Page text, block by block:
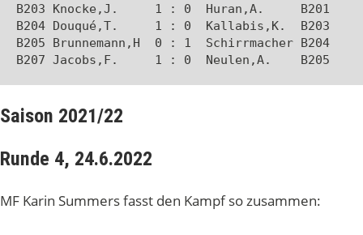
B203 Knocke,J.     1 : 0  Huran,A.     B201
B204 Douqué,T.     1 : 0  Kallabis,K.  B203
B205 Brunnemann,H  0 : 1  Schirrmacher B204
B207 Jacobs,F.     1 : 0  Neulen,A.    B205
Saison 2021/22
Runde 4, 24.6.2022
MF Karin Summers fasst den Kampf so zusammen: